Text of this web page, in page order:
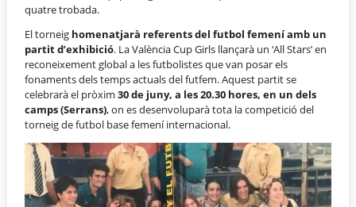
quatre trobada.
El torneig homenatjarà referents del futbol femení amb un
partit d’exhibició. La València Cup Girls llançarà un ‘All Stars’ en
reconeixement global a les futbolistes que van posar els
fonaments dels temps actuals del futfem. Aquest partit se
celebrarà el pròxim30 de juny, a les 20.30 hores, en un dels
camps (Serrans), on es desenvoluparà tota la competició del
torneig de futbol base femení internacional.